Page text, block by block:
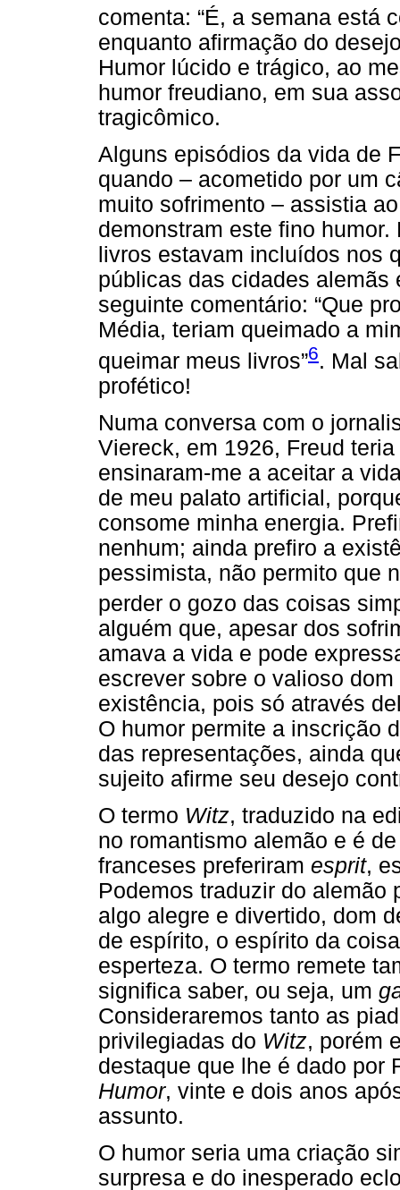
comenta: “É, a semana está
enquanto afirmação do
Humor lúcido e trágico, ao
humor freudiano, em sua
tragicômico.
Alguns episódios da vida de
quando – acometido por um
muito sofrimento – assistia
demonstram este fino
livros estavam incluídos nos
públicas das cidades alemãs
seguinte comentário: “Que
Média, teriam queimado a
queimar meus livros”6. Mal
profético!
Numa conversa com o
Viereck, em 1926, Freud
ensinaram-me a aceitar a
de meu palato artificial,
consome minha energia.
nenhum; ainda prefiro a
pessimista, não permito que
perder o gozo das coisas
alguém que, apesar dos
amava a vida e pode
escrever sobre o valioso
existência, pois só através
O humor permite a inscrição
das representações, ainda
sujeito afirme seu desejo
O termo Witz, traduzido na
no romantismo alemão e é
franceses preferiram esprit,
Podemos traduzir do alemão
algo alegre e divertido, dom
de espírito, o espírito da
esperteza. O termo remete
significa saber, ou seja, um
Consideraremos tanto as
privilegiadas do Witz, porém
destaque que lhe é dado por
Humor, vinte e dois anos
assunto.
O humor seria uma criação
surpresa e do inesperado